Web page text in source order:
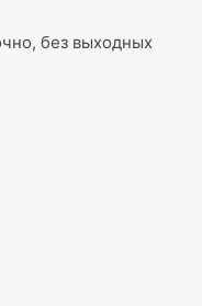
без выходных